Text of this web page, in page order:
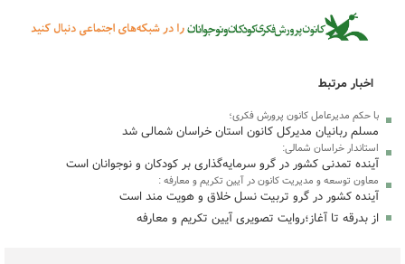
اخبار مرتبط
با حکم مدیرعامل کانون پرورش فکری؛
مسلم ربانیان مدیرکل کانون استان خراسان شمالی شد
استاندار خراسان شمالی:
آینده تمدنی کشور در گرو سرمایه‌گذاری بر کودکان و نوجوانان است
معاون توسعه و مدیریت کانون در آیین تکریم و معارفه :
آینده کشور در گرو تربیت نسل خلاق و هویت مند است
از بدرقه تا آغاز؛روایت تصویری آیین تکریم و معارفه